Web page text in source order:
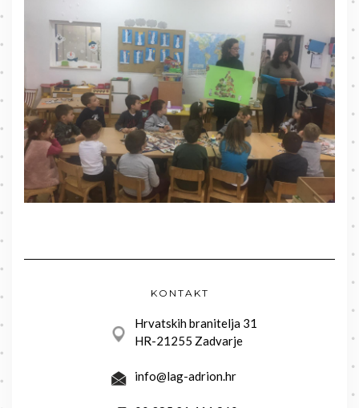
KONTAKT
Hrvatskih branitelja 31
HR-21255 Zadvarje
info@lag-adrion.hr